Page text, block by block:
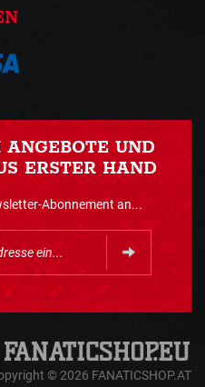
UND
ERSTER HAND
Abonnement an...
© 2026 FANATICSHOP.AT